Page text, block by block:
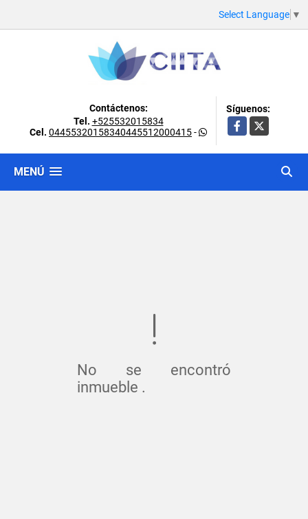
Select Language ▼
Contáctenos:
Tel. +525532015834
Cel. 04455320158340445512000415-
Síguenos:
Facebook
X
MENÚ
No se encontró
inmueble .